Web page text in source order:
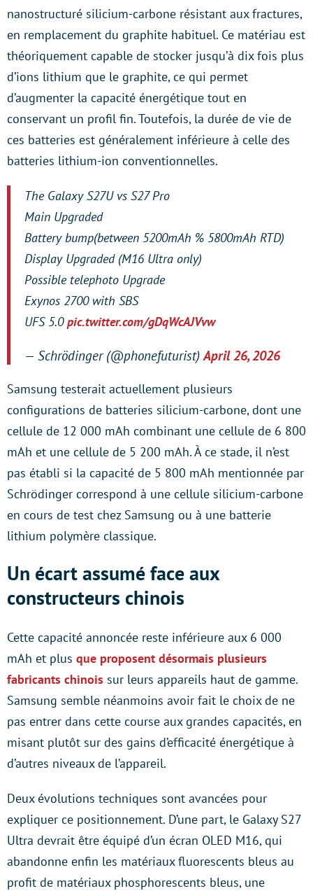
nanostructuré silicium-carbone résistant aux fractures,
en remplacement du graphite habituel. Ce matériau est
théoriquement capable de stocker jusqu’à dix fois plus
d’ions lithium que le graphite, ce qui permet
d’augmenter la capacité énergétique tout en
conservant un profil fin. Toutefois, la durée de vie de
ces batteries est généralement inférieure à celle des
batteries lithium-ion conventionnelles.
The Galaxy S27U vs S27 Pro
Main Upgraded
Battery bump(between 5200mAh % 5800mAh RTD)
Display Upgraded (M16 Ultra only)
Possible telephoto Upgrade
Exynos 2700 with SBS
UFS 5.0pic.twitter.com/gDqWcAJVvw
— Schrödinger (@phonefuturist)April 26, 2026
Samsung testerait actuellement plusieurs
configurations de batteries silicium-carbone, dont une
cellule de 12 000 mAh combinant une cellule de 6 800
mAh et une cellule de 5 200 mAh. À ce stade, il n’est
pas établi si la capacité de 5 800 mAh mentionnée par
Schrödinger correspond à une cellule silicium-carbone
en cours de test chez Samsung ou à une batterie
lithium polymère classique.
Un écart assumé face aux
constructeurs chinois
Cette capacité annoncée reste inférieure aux 6 000
mAh et plus que proposent désormais plusieurs
fabricants chinois sur leurs appareils haut de gamme.
Samsung semble néanmoins avoir fait le choix de ne
pas entrer dans cette course aux grandes capacités, en
misant plutôt sur des gains d’efficacité énergétique à
d’autres niveaux de l’appareil.
Deux évolutions techniques sont avancées pour
expliquer ce positionnement. D’une part, le Galaxy S27
Ultra devrait être équipé d’un écran OLED M16, qui
abandonne enfin les matériaux fluorescents bleus au
profit de matériaux phosphorescents bleus, une